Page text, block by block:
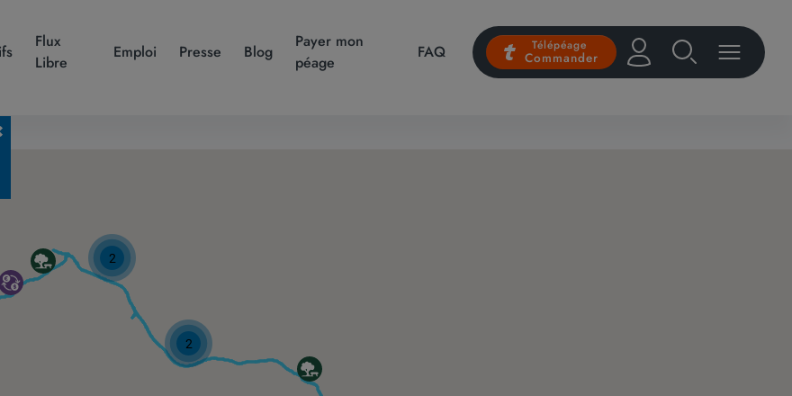
Flux
Libre
Emploi Presse Blog
Payer mon
péage
FAQ Télépéage
Commander
2
2